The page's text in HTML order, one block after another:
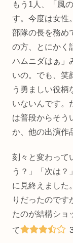
もう1人、「風
す。今度は女性
部隊の長を務め
の方、とにかく
ハムニダはぁ」
いの。でも、笑
う勇ましい役柄
いないんです。
は普段からそう
か、他の出演作
刻々と変わって
う？」「次は？
に見終えました
りだったのです
たのが結構ショ
て